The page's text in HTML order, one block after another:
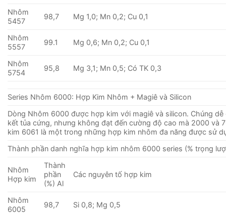
Nhôm
5457
98,7 Mg 1,0; Mn 0,2; Cu 0,1
Nhôm
5557
99.1 Mg 0,6; Mn 0,2; Cu 0,1
Nhôm
5754
95,8 Mg 3,1; Mn 0,5; Có TK 0,3
Series Nhôm 6000: Hợp Kim Nhôm + Magiê và Silicon
Dòng Nhôm 6000 được hợp kim với magiê và silicon. Chúng
kết tủa cứng, nhưng không đạt đến cường độ cao mà 2000 và
kim 6061 là một trong những hợp kim nhôm đa ​​năng được sử
Thành phần danh nghĩa hợp kim nhôm 6000 series (% trọng
Nhôm
Hợp kim
Thành
phần
(%) Al
Các nguyên tố hợp kim
Nhôm
6005
98,7 Si 0,8; Mg 0,5